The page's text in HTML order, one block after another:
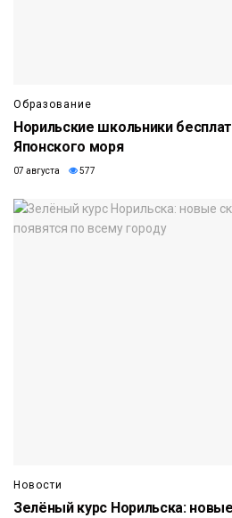
Образование
Норильские школьники
Японского моря
07 августа 577
Новости
Зелёный курс Норильска: